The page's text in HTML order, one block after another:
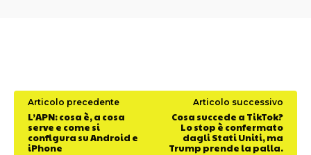
Articolo precedente
L’APN: cosa è, a cosa
serve e come si
configura su Android e
iPhone
Articolo successivo
Cosa succede a TikTok?
Lo stop è confermato
dagli Stati Uniti, ma
Trump prende la palla.